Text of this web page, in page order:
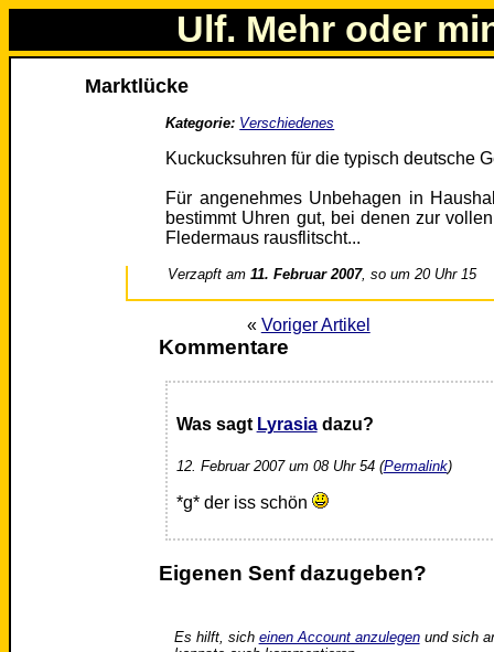
Ulf. Mehr oder
Marktlücke
Kategorie: Verschiedenes
Kuckucksuhren für die typisch deutsche
Für angenehmes Unbehagen in
bestimmt Uhren gut, bei denen zur
Fledermaus rausflitscht...
Verzapft am11. Februar 2007, so um 20 Uhr 15
« Voriger Artikel
Kommentare
Was sagt Lyrasiadazu?
12. Februar 2007 um 08 Uhr 54 (Permalink)
*g* der iss schön
Eigenen Senf dazugeben?
Es hilft, sich einen Account anzulegenund sich